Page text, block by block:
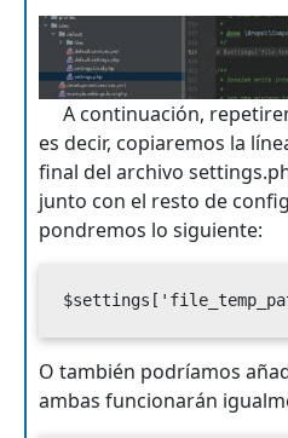
A continuación,
es decir, copiaremos la
final del archivo
junto con el resto de
pondremos lo siguiente:
O también podríamos
ambas funcionarán